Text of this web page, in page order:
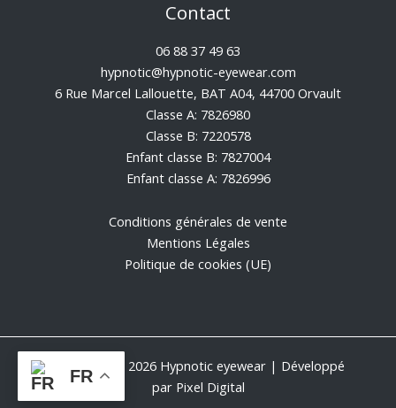
Contact
06 88 37 49 63
hypnotic@hypnotic-eyewear.com
6 Rue Marcel Lallouette, BAT A04, 44700 Orvault
Classe A: 7826980
Classe B: 7220578
Enfant classe B: 7827004
Enfant classe A: 7826996
Conditions générales de vente
Mentions Légales
Politique de cookies (UE)
Copyright © 2026 Hypnotic eyewear | Développé
par Pixel Digital
FR